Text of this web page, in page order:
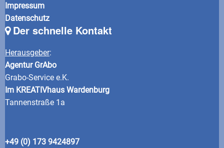
Impressum
Datenschutz
Der schnelle Kontakt
Herausgeber:
Agentur GrAbo
Grabo-Service e.K.
Im KREATIVhaus Wardenburg
Tannenstraße 1a
+49 (0) 173 9424897